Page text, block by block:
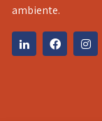
ambiente.